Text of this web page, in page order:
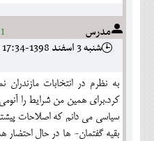
مدرس 1
شنبه 3 اسفند 1398-17:34
به نظرم در انتخابات
کرد.برای همین من شرایط را
سیاسی می دانم که اصلاحات
بقیه گفتمان- ها در حال احتضار